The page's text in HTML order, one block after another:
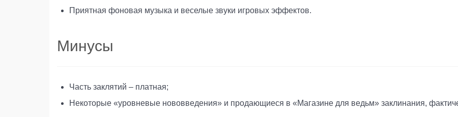
Приятная фоновая музыка и веселые звуки игровых эффектов.
Минусы
Часть заклятий – платная;
Некоторые «уровневые нововведения» и продающиеся в «Магазине для ведьм» заклинания,